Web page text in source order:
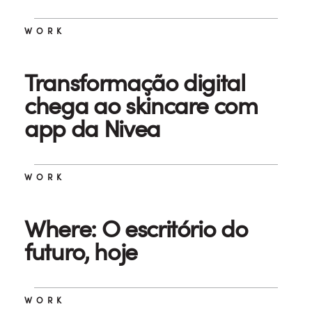
WORK
Transformação digital
chega ao skincare com
app da Nivea
WORK
Where: O escritório do
futuro, hoje
WORK